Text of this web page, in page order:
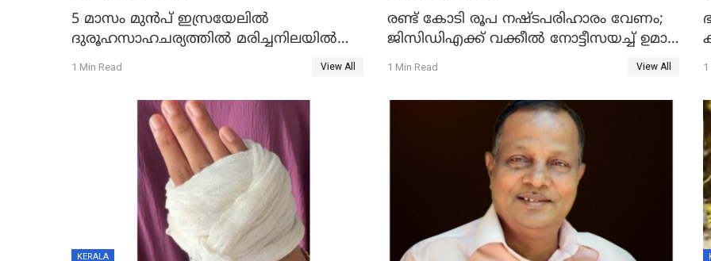
5 മാസം മുൻപ് ഇസ്രയേലിൽ
ദുരൂഹസാഹചര്യത്തിൽ മരിച്ചനിലയിൽ
കണ്ടെത്തിയ മലയാളി യുവാവിന്റെ
1 Min Read View All
രണ്ട് കോടി രൂപ നഷ്ടപരിഹാരം വേണം;
ജിസിഡിഎക്ക് വക്കീൽ നോട്ടീസയച്ച് ഉമാ
തോമസ്
1 Min Read View All 1
KERALA